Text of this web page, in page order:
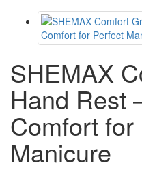
SHEMAX
Hand Rest
Comfort for
Manicure